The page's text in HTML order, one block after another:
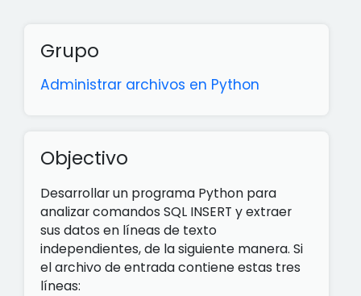
Grupo
Administrar archivos en Python
Objectivo
Desarrollar un programa Python para
analizar comandos SQL INSERT y extraer
sus datos en líneas de texto
independientes, de la siguiente manera. Si
el archivo de entrada contiene estas tres
líneas: